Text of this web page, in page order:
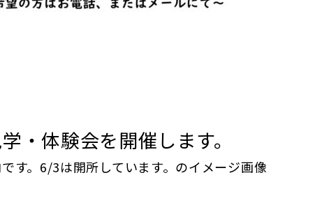
・体験会を開催します。